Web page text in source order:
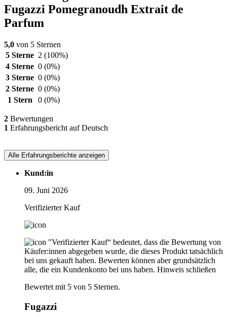
Fugazzi Pomegranoudh Extrait de
Parfum
5,0 von 5 Sternen
5 Sterne 2 (100%)
4 Sterne 0 (0%)
3 Sterne 0 (0%)
2 Sterne 0 (0%)
1 Stern
0 (0%)
2 Bewertungen
1 Erfahrungsbericht auf Deutsch
Alle Erfahrungsberichte anzeigen
Kund:in
09. Juni 2026
Verifizierter Kauf
"Verifizierter Kauf“ bedeutet, dass die Bewertung von
Käufer:innen abgegeben wurde, die dieses Produkt tatsächlich
bei uns gekauft haben. Bewerten können aber grundsätzlich
alle, die ein Kundenkonto bei uns haben. Hinweis schließen
Bewertet mit 5 von 5 Sternen.
Fugazzi